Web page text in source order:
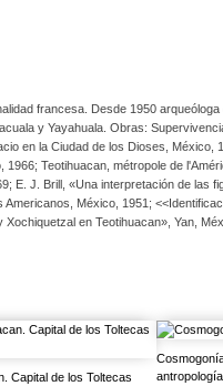
reconocido como uno de los más
francesa. Desde 1950
y Yayahuala. Obras:
en la Ciudad de los Dioses,
1966; Teotihuacan, métropole de
E. J. Brill, «Una interpretación de
México, 1951;
en Teotihuacan», Yan,
Capital de los Toltecas
antropología